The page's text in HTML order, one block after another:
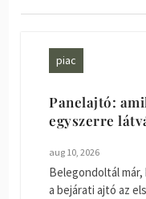
piac
Panelajtó:
egyszerre
aug 10, 2026
Belegondoltál
a bejárati ajtó az